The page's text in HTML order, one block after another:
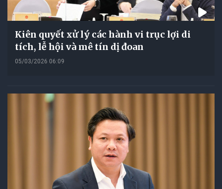
Kiên quyết xử lý các hành vi trục lợi di
tích, lễ hội và mê tín dị đoan
05/03/2026 06:09